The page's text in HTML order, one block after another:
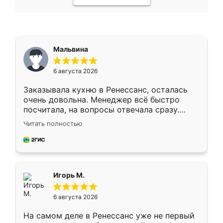
Мальвина
6 августа 2026
Заказывала кухню в Ренессанс, осталась
очень довольна. Менеджер всё быстро
посчитала, на вопросы отвечала сразу.
Замерщик приехал в субботу, подошёл к
делу со всей ответственностью. Собрали
за день, ребята работали аккуратно, даже
Читать полностью
Игорь М.
6 августа 2026
На самом деле в Ренессанс уже не первый